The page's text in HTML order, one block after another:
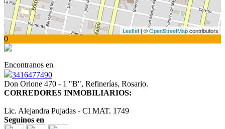
Leaflet| ©OpenStreetMapcontributors
0
Encontranos en
3416477490
Don Orione 470 - 1 "B", Refinerías, Rosario.
CORREDORES INMOBILIARIOS:
Lic. Alejandra Pujadas - CI MAT. 1749
Seguinos en